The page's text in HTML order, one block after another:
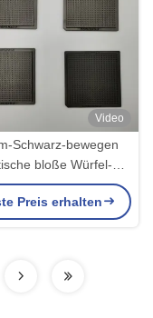
Video
Schwarz-bewegen
bloße Würfel-
2 nicht giftigen
Standard Schritt für
Schritt fort
Preis erhalten